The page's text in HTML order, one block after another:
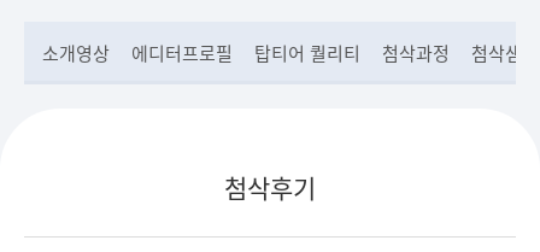
소개영상 에디터프로필 탑티어 퀄리티 첨삭과정 첨삭샘플
첨삭후기